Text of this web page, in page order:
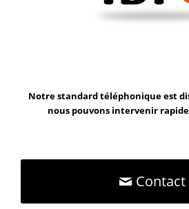
Notre standard téléphonique est
nous pouvons intervenir
Contact